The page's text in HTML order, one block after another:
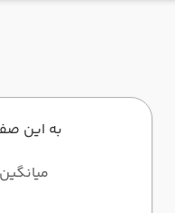
به این
میانگین امتیاز